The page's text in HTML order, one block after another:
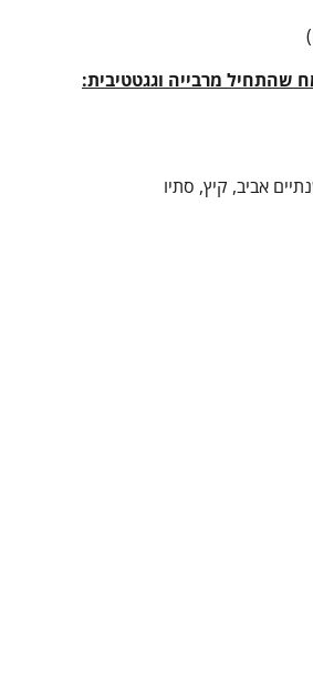
שהתחיל מרבייה וגגטטיבית:
אביב, קיץ, סתיו